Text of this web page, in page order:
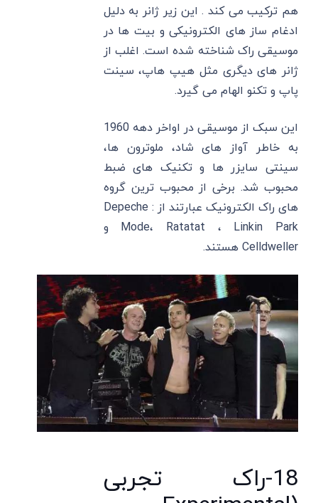
هم ترکیب می کند . این زیر ژانر به دلیل
ادغام ساز های الکترونیکی و بیت ‌ها در
موسیقی راک شناخته شده است. اغلب از
ژانر های دیگری مثل هیپ هاپ، سینت
پاپ و تکنو الهام می گیرد.
این سبک از موسیقی در اواخر دهه 1960
به خاطر آواز های شاد، ملوترون ها،
سینتی سایزر ها و تکنیک های ضبط
محبوب شد. برخی از محبوب‌ ترین گروه‌
های راک الکترونیک عبارتند از : Depeche
Mode، Ratatat ، Linkin Park و
Celldweller هستند.
18-راک تجربی